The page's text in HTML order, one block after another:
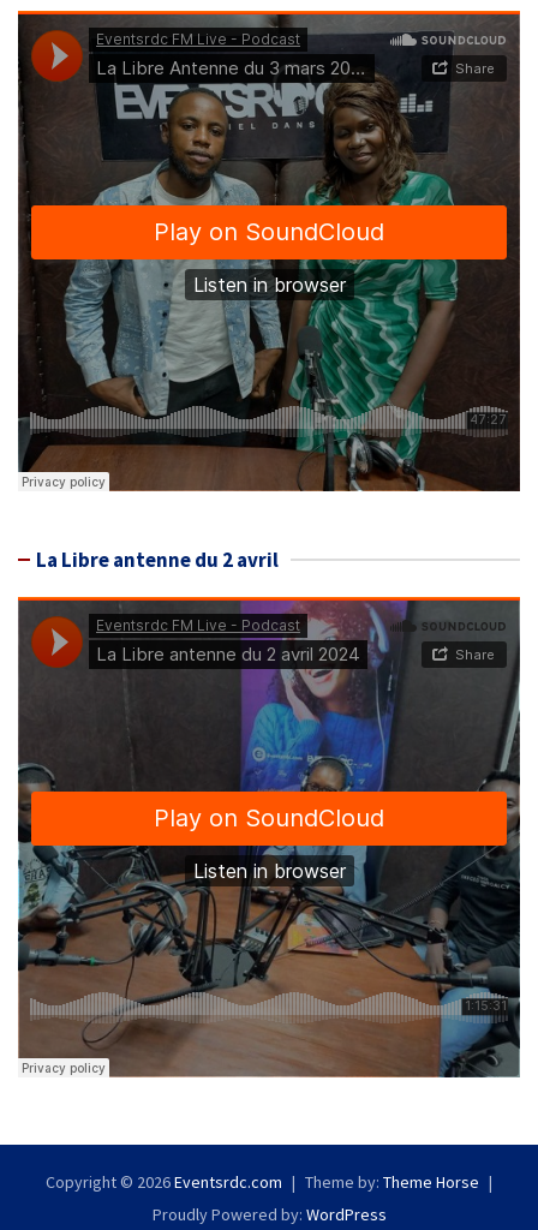
La Libre antenne du 2 avril
Copyright © 2026Eventsrdc.com Theme by: Theme Horse
Proudly Powered by: WordPress